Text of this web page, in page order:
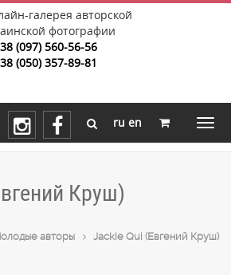
галерея авторской
фотографии
(097) 560-56-56
(050) 357-89-81
ru en
Круш)
авторы Jackie Qui (Евгений Круш)